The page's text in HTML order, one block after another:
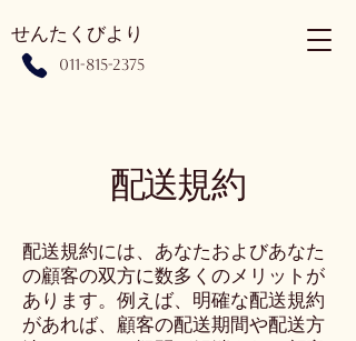
せんたくびより
​011-815-2375
配送規約
配送規約には、あなたおよびあなた
の顧客の双方に数多くのメリットが
あります。例えば、明確な配送規約
があれば、顧客の配送期間や配送方